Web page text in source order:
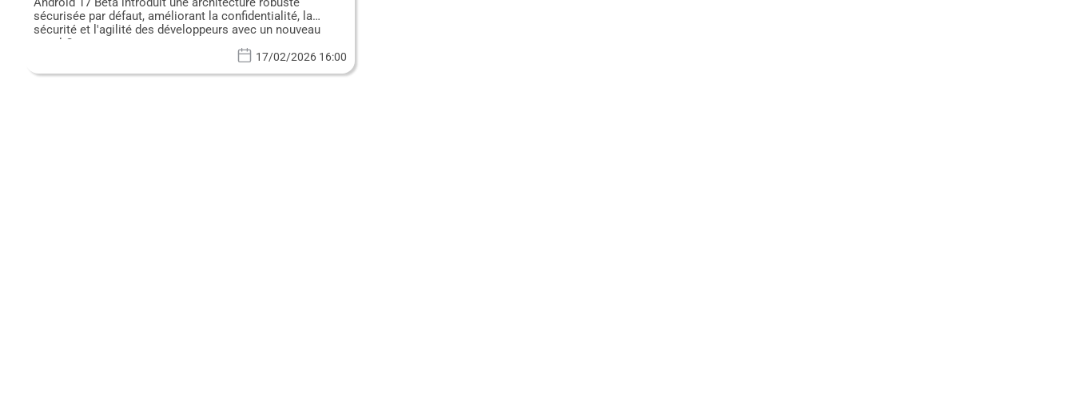
sécurisée par défaut, améliorant la confidentialité, la
sécurité et l'agilité des développeurs avec un nouveau
canal Canary.
17/02/2026 16:00